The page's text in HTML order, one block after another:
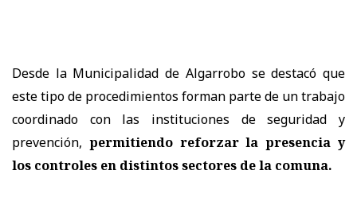
Desde la Municipalidad de Algarrobo se destacó que
este tipo de procedimientos forman parte de un trabajo
coordinado con las instituciones de seguridad y
prevención, permitiendo reforzar la presencia y
los controles en distintos sectores de la comuna.